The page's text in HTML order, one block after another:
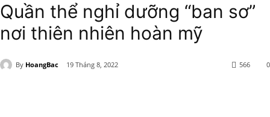
Quần thể nghỉ dưỡng “ban sơ”
nơi thiên nhiên hoàn mỹ
By HoangBac 19 Tháng 8, 2022 0
566